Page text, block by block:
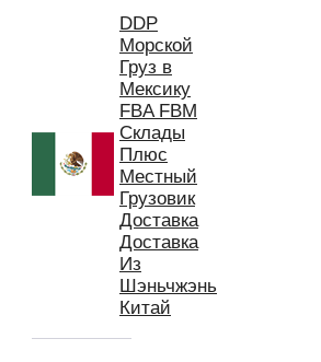
DDP
Морской
Груз в
Мексику
FBA FBM
Склады
Плюс
Местный
Грузовик
Доставка
Доставка
Из
Шэньчжэнь
Китай